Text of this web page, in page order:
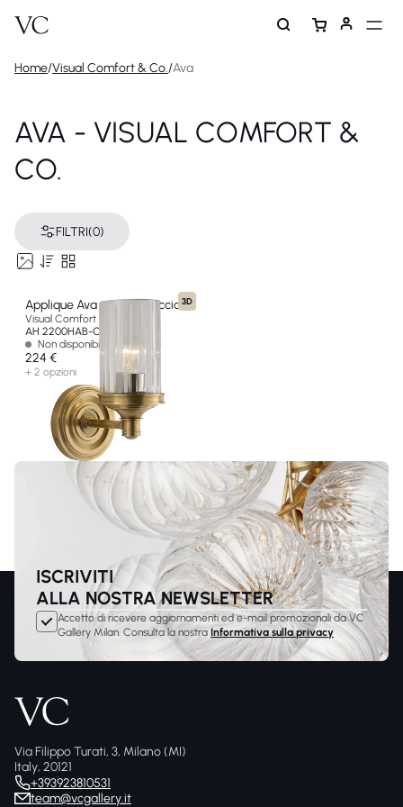
Home/Visual Comfort & Co./Ava
AVA - VISUAL COMFORT &
CO.
FILTRI(0)
3D
Applique Ava con un braccio
Visual Comfort & Co
AH 2200HAB-CG-EU
Non disponibile
224 €
+ 2 opzioni
ISCRIVITI
ALLA NOSTRA NEWSLETTER
Accetto di ricevere aggiornamenti ed e-mail promozionali da VC
Gallery Milan. Consulta la nostra Informativa sulla privacy
Via Filippo Turati, 3, Milano (MI)
Italy, 20121
+393923810531
team@vcgallery.it